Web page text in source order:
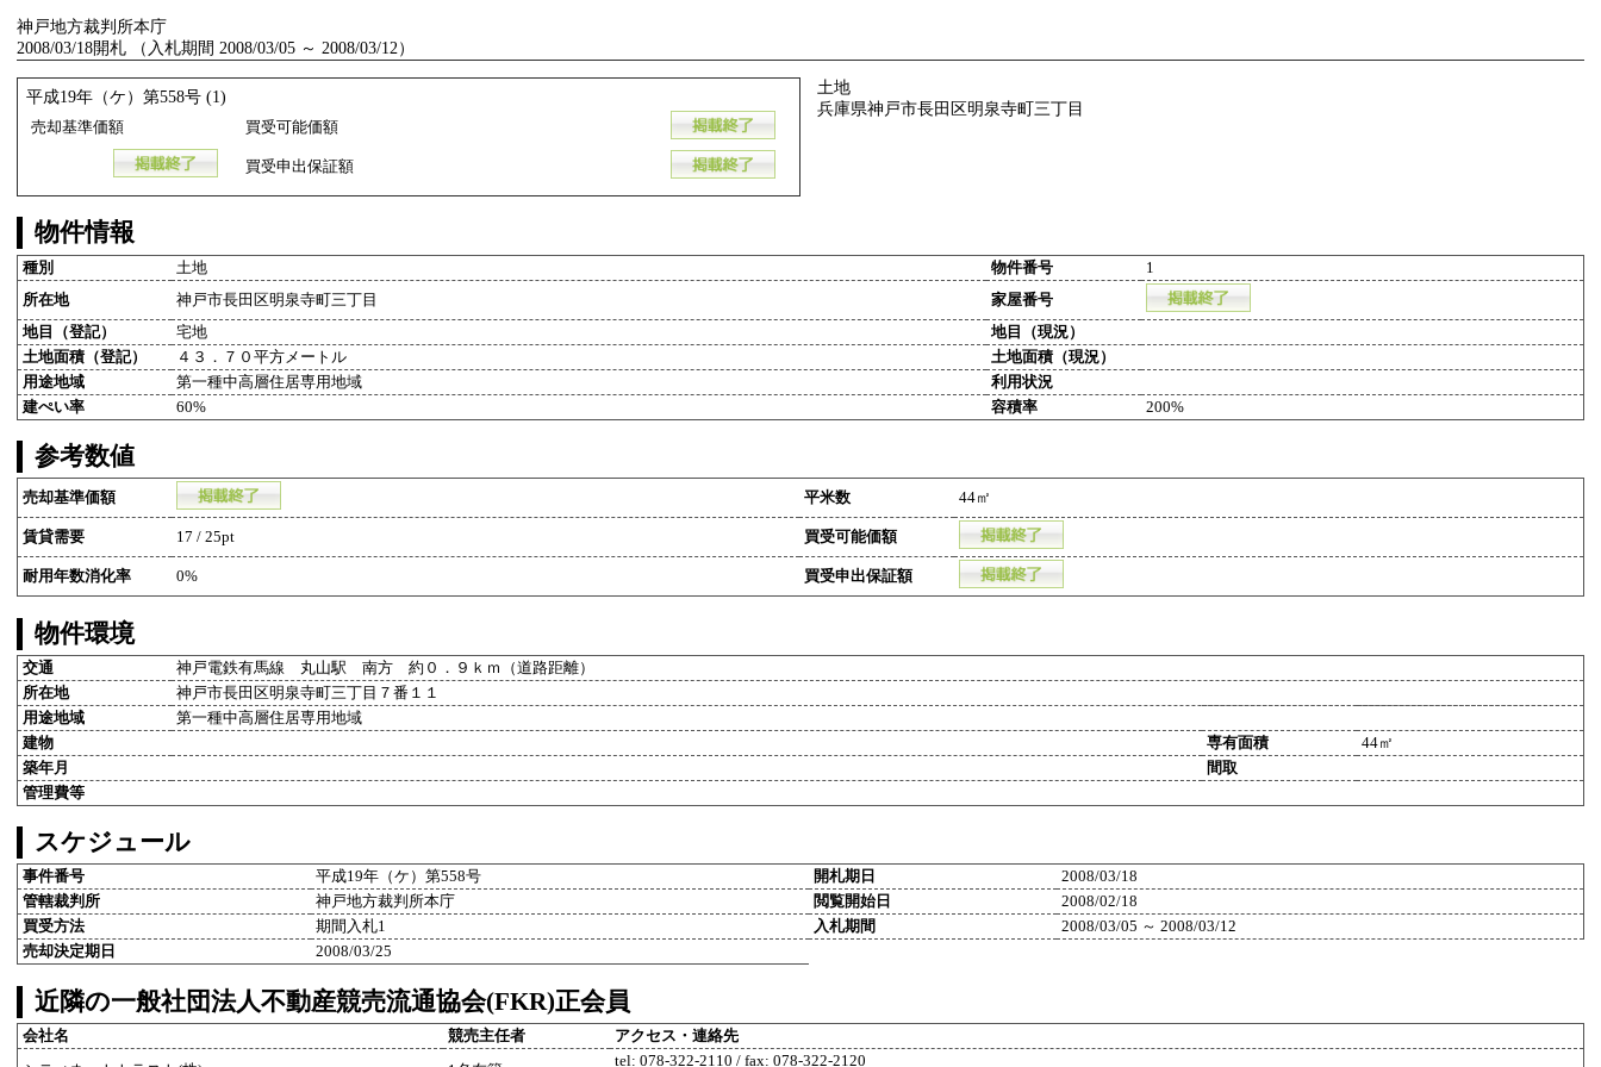
神戸地方裁判所本庁
2008/03/18開札 （入札期間 2008/03/05 ～ 2008/03/12）
平成19年（ケ）第558号 (1)
売却基準価額 買受可能価額
買受申出保証額
土地
兵庫県神戸市長田区明泉寺町三丁目
物件情報
種別 土地 物件番号
1
所在地
神戸市長田区明泉寺町三丁目
家屋番号
地目（登記）
宅地
地目（現況）
土地面積（登記）
４３．７０平方メートル
土地面積（現況）
用途地域
第一種中高層住居専用地域
利用状況
建ぺい率
60% 容積率 200%
参考数値
売却基準価額 平米数 44㎡
賃貸需要 17 / 25pt 買受可能価額
耐用年数消化率 0% 買受申出保証額
物件環境
交通
神戸電鉄有馬線 丸山駅 南方 約０．９ｋｍ（道路距離）
所在地
神戸市長田区明泉寺町三丁目７番１１
用途地域
第一種中高層住居専用地域
建物
専有面積
44㎡
築年月
間取
管理費等
スケジュール
事件番号 平成19年（ケ）第558号 開札期日
2008/03/18
管轄裁判所
神戸地方裁判所本庁 閲覧開始日
2008/02/18
買受方法
期間入札1 入札期間
2008/03/05 ～ 2008/03/12
売却決定期日
2008/03/25
近隣の一般社団法人不動産競売流通協会(FKR)正会員
会社名 競売主任者 アクセス・連絡先
tel: 078-322-2110 / fax: 078-322-2120